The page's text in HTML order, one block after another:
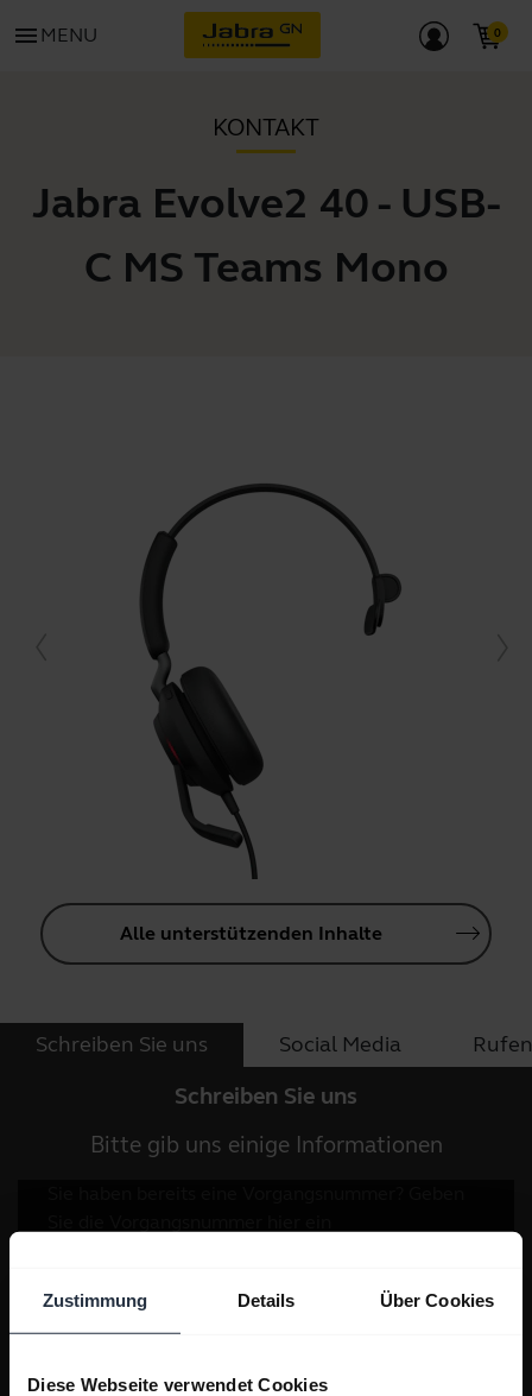
Zustimmung Details Über Cookies
Diese Webseite verwendet Cookies
menu MENU
KONTAKT
Jabra Evolve2 40 - USB-
C MS Teams Mono
Alle unterstützenden Inhalte
Schreiben Sie uns Social Media
Schreiben Sie uns
Bitte gib uns einige Informationen